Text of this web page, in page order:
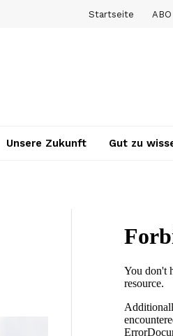
Startseite ABO
Unsere Zukunft Gut zu